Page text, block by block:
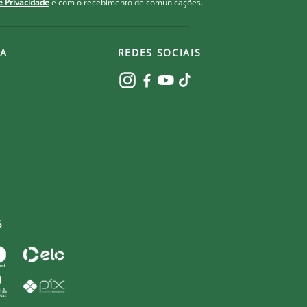
REDES SOCIAIS